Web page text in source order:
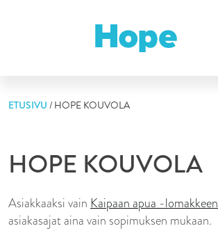
ETUSIVU /HOPE KOUVOLA
HOPE KOUVOLA
Asiakkaaksi vain Kaipaan apua -lomakkeen
asiakasajat aina vain sopimuksen mukaan.